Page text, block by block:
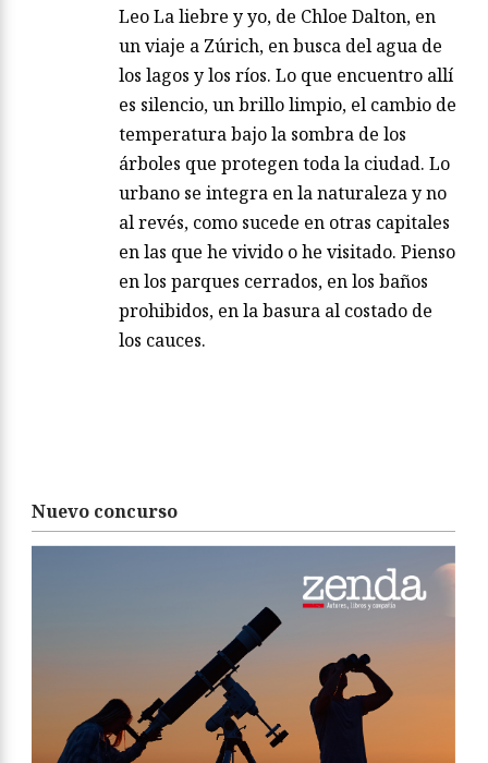
Leo La liebre y yo, de Chloe Dalton, en
un viaje a Zúrich, en busca del agua de
los lagos y los ríos. Lo que encuentro allí
es silencio, un brillo limpio, el cambio de
temperatura bajo la sombra de los
árboles que protegen toda la ciudad. Lo
urbano se integra en la naturaleza y no
al revés, como sucede en otras capitales
en las que he vivido o he visitado. Pienso
en los parques cerrados, en los baños
prohibidos, en la basura al costado de
los cauces.
Nuevo concurso